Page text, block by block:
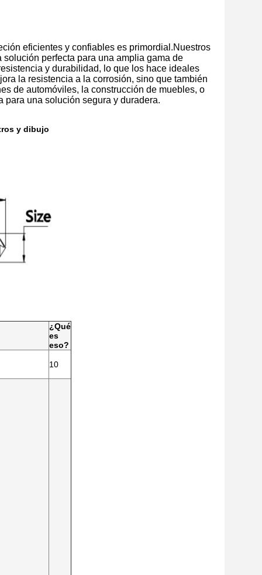
eficientes y confiables es primordial.Nuestros
perfecta para una amplia gama de
y durabilidad, lo que los hace ideales
la resistencia a la corrosión, sino que también
de automóviles, la construcción de muebles, o
para una solución segura y duradera.
y dibujo
¿Qué
es
eso?
10